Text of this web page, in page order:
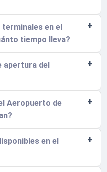
en el
tiempo lleva?
apertura del
Aeropuerto de
en el